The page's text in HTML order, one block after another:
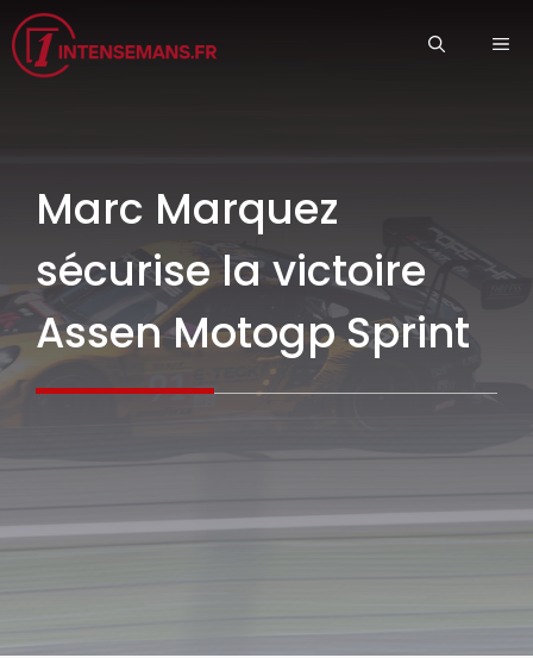
Aller
au
contenu
Marc Marquez
sécurise la victoire
Assen Motogp Sprint